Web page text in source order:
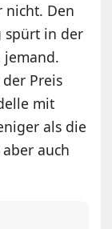
nicht. Den
spürt in der
jemand.
Preis
mit
als die
auch